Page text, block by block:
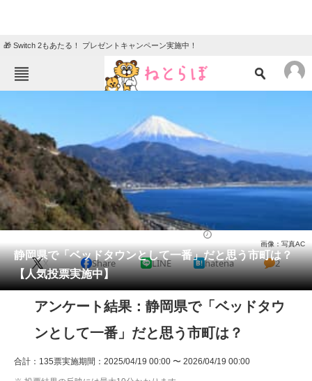
🎁 Switch 2もあたる！ プレゼントキャンペーン実施中！
ニュース
エンタメ クイズ
グルメ 地域
住まい 教育・育児
動物 リサーチ
会員記事
メディア
注目記事を集めた総合ページ
ITの今と未来を見通す
静岡県で「ベッドタウンとして一番」だと思う市町は？
【人気投票実施中】
画像：写真AC
X Share LINE hatena 2
アンケート結果：静岡県で「ベッドタウ
ンとして一番」だと思う市町は？
合計：135票実施期間：2025/04/19 00:00 〜 2026/04/19 00:00